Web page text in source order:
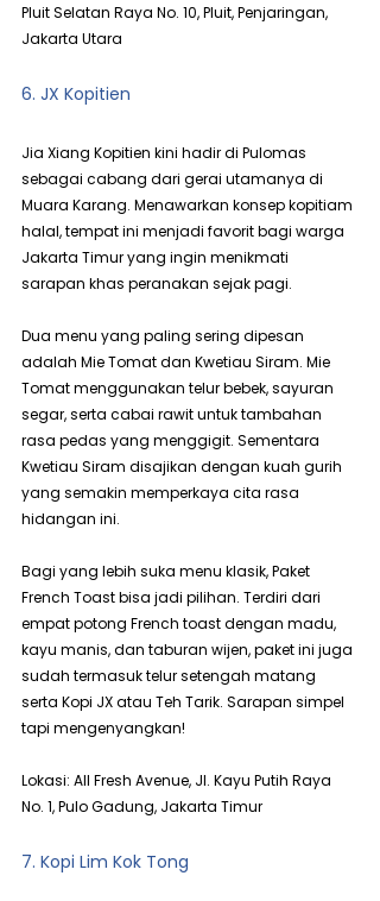
Pluit Selatan Raya No. 10, Pluit, Penjaringan,
Jakarta Utara
6. JX Kopitien
Jia Xiang Kopitien kini hadir di Pulomas
sebagai cabang dari gerai utamanya di
Muara Karang. Menawarkan konsep kopitiam
halal, tempat ini menjadi favorit bagi warga
Jakarta Timur yang ingin menikmati
sarapan khas peranakan sejak pagi.
Dua menu yang paling sering dipesan
adalah Mie Tomat dan Kwetiau Siram. Mie
Tomat menggunakan telur bebek, sayuran
segar, serta cabai rawit untuk tambahan
rasa pedas yang menggigit. Sementara
Kwetiau Siram disajikan dengan kuah gurih
yang semakin memperkaya cita rasa
hidangan ini.
Bagi yang lebih suka menu klasik, Paket
French Toast bisa jadi pilihan. Terdiri dari
empat potong French toast dengan madu,
kayu manis, dan taburan wijen, paket ini juga
sudah termasuk telur setengah matang
serta Kopi JX atau Teh Tarik. Sarapan simpel
tapi mengenyangkan!
Lokasi: All Fresh Avenue, Jl. Kayu Putih Raya
No. 1, Pulo Gadung, Jakarta Timur
7. Kopi Lim Kok Tong